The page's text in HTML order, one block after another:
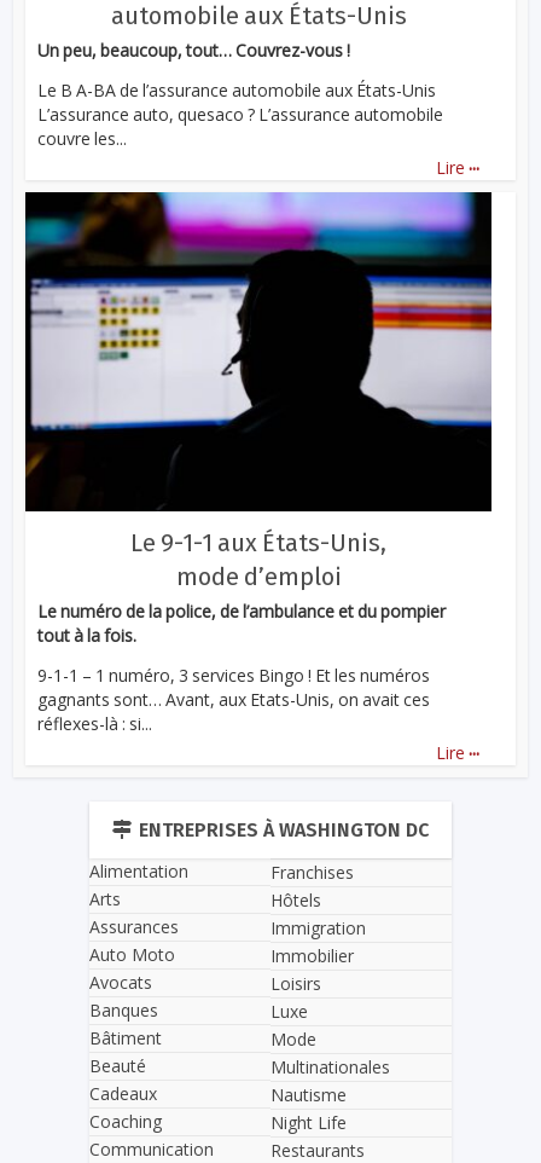
automobile aux États-Unis
Un peu, beaucoup, tout… Couvrez-vous !
Le B A-BA de l’assurance automobile aux États-Unis
L’assurance auto, quesaco ? L’assurance automobile
couvre les...
Lire ...
Le 9-1-1 aux États-Unis,
mode d’emploi
Le numéro de la police, de l’ambulance et du pompier
tout à la fois.
9-1-1 – 1 numéro, 3 services Bingo ! Et les numéros
gagnants sont… Avant, aux Etats-Unis, on avait ces
réflexes-là : si...
Lire ...
ENTREPRISES À WASHINGTON DC
Alimentation
Arts
Assurances
Auto Moto
Avocats
Banques
Bâtiment
Beauté
Cadeaux
Coaching
Communication
Franchises
Hôtels
Immigration
Immobilier
Loisirs
Luxe
Mode
Multinationales
Nautisme
Night Life
Restaurants